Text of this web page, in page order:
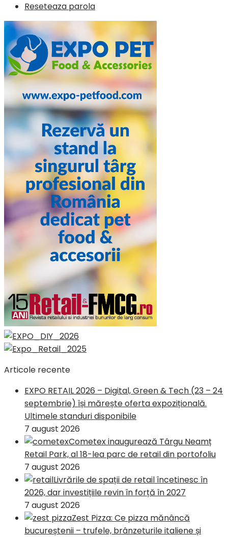
Reseteaza parola
Articole recente
EXPO RETAIL 2026 – Digital, Green & Tech (23 – 24
septembrie) își mărește oferta expozițională.
Ultimele standuri disponibile
7 august 2026
Cometex inaugurează Târgu Neamț
Retail Park, al 18-lea parc de retail din portofoliu
7 august 2026
Livrările de spații de retail încetinesc în
2026, dar investițiile revin în forță în 2027
7 august 2026
Zest Pizza: Ce pizza mănâncă
bucureștenii – trufele, brânzeturile italiene și